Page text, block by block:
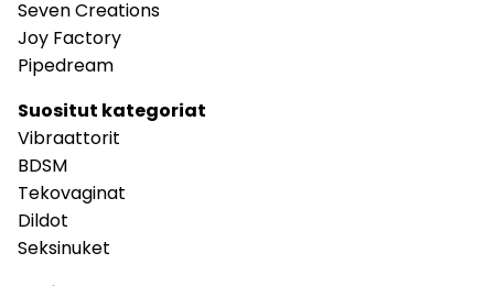
Seven Creations
Joy Factory
Pipedream
Suositut kategoriat
Vibraattorit
BDSM
Tekovaginat
Dildot
Seksinuket